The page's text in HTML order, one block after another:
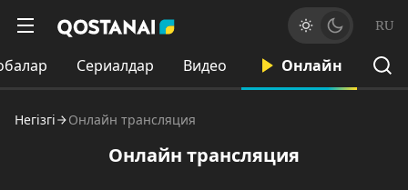
RU
Сериалдар Видео Онлайн
Негізгі Онлайн трансляция
Онлайн трансляция